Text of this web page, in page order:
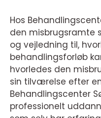
Hos
den misbrugsramte
og vejledning til,
behandlingsforløb
hvorledes den
sin tilværelse efter
Behandlingscenter
professionelt